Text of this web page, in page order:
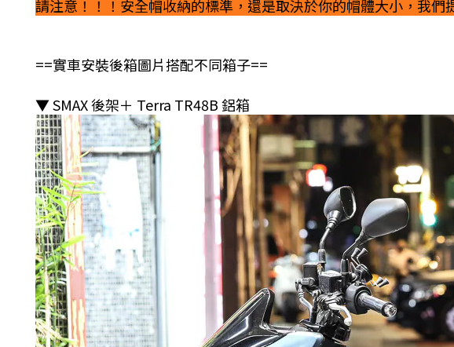
請注意！！！安全帽收納的標準，還是取決於你的帽體大小，我們
==實車安裝後箱圖片搭配不同箱子==
▼ SMAX 後架＋ Terra TR48B 鋁箱